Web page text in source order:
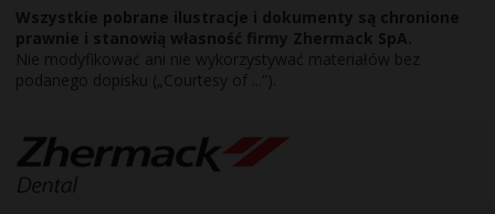
Wszystkie pobrane ilustracje i dokumenty są chronione
prawnie i stanowią własność firmy Zhermack SpA.
Nie modyfikować ani nie wykorzystywać materiałów bez
podanego dopisku („Courtesy of ...”).